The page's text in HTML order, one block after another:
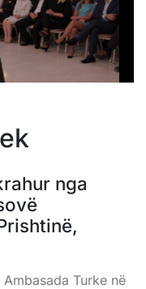
nga
Turke në